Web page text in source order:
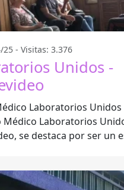
25 - Visitas: 3.376
Unidos -
Laboratorios
Médico Laboratorios
se destaca por ser un